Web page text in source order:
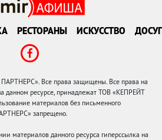
РЕСТОРАНЫ ИСКУССТВО ДОСУГ
Все права защищены. Все права на
данном ресурсе, принадлежат ТОВ «КЕПРЕЙТ
материалов без письменного
запрещено.
материалов данного ресурса гиперссылка на